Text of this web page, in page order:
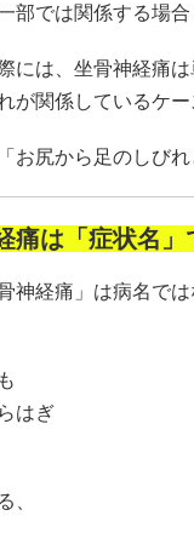
部では関係する場合
には、坐骨神経痛
が関係しているケー
お尻から足のしび
痛は「症状名」
神経痛」は病名では
はぎ
、